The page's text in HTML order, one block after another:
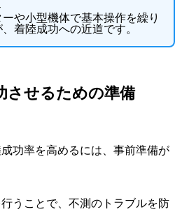
や小型機体で基本操作を繰り
着陸成功への近道です。
させるための準備
功率を高めるには、事前準備が
うことで、不測のトラブルを防